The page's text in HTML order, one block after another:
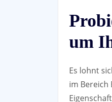
um
Es lohnt
im Bereich